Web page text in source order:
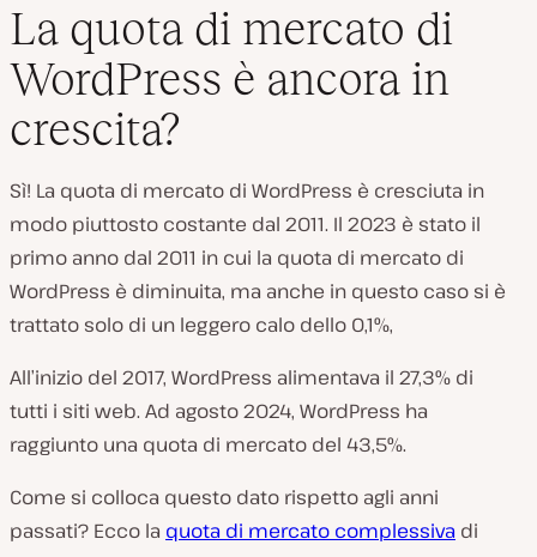
La quota di mercato di
WordPress è ancora in
crescita?
Sì! La quota di mercato di WordPress è cresciuta in
modo piuttosto costante dal 2011. Il 2023 è stato il
primo anno dal 2011 in cui la quota di mercato di
WordPress è diminuita, ma anche in questo caso si è
trattato solo di un leggero calo dello 0,1%,
All’inizio del 2017, WordPress alimentava il 27,3% di
tutti i siti web. Ad agosto 2024, WordPress ha
raggiunto una quota di mercato del 43,5%.
Come si colloca questo dato rispetto agli anni
passati? Ecco la quota di mercato complessiva di